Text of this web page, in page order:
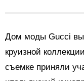
Дом моды Gucci
круизной
съемке приняли